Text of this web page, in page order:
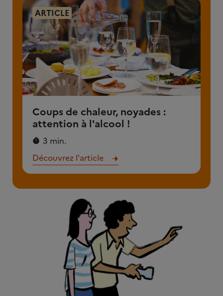
ARTICLE
Coups de chaleur, noyades :
attention à l'alcool !
3 min.
Découvrez l'article